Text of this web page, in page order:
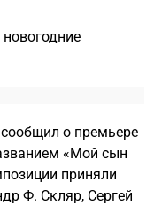
о премьере
«Мой сын
приняли
Ф. Скляр, Сергей